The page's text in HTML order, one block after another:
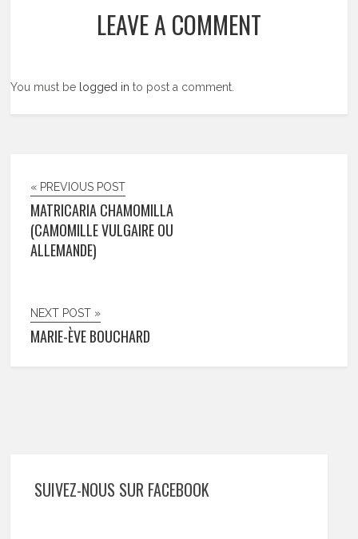
LEAVE A COMMENT
You must be logged in to post a comment.
« PREVIOUS POST
MATRICARIA CHAMOMILLA
(CAMOMILLE VULGAIRE OU
ALLEMANDE)
NEXT POST »
MARIE-ÈVE BOUCHARD
SUIVEZ-NOUS SUR FACEBOOK